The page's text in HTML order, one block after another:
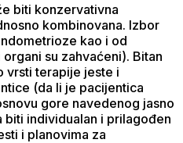
biti konzervativna
kombinovana. Izbor
kao i od
su zahvaćeni). Bitan
vrsti terapije jeste i
(da li je pacijentica
gore navedenog jasno
individualan i prilagođen
i planovima za